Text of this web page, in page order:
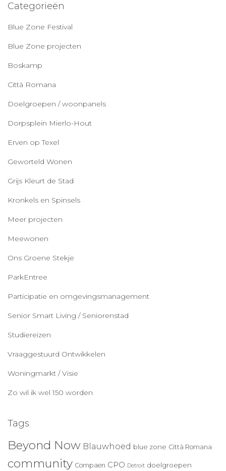
Categorieën
Blue Zone Festival
Blue Zone projecten
Boskamp
Città Romana
Doelgroepen / woonpanels
Dorpsplein Mierlo-Hout
Erven op Texel
Geworteld Wonen
Grijs Kleurt de Stad
Kronkels en Spinsels
Meer projecten
Meewonen
Ons Groene Stekje
ParkEntree
Participatie en omgevingsmanagement
Senior Smart Living / Seniorenstad
Studiereizen
Vraaggestuurd Ontwikkelen
Woningmarkt / Visie
Zo wil ik wel 150 worden
Tags
Beyond Now Blauwhoed blue zone Città Romana
community Compaen CPO Detroit doelgroepen